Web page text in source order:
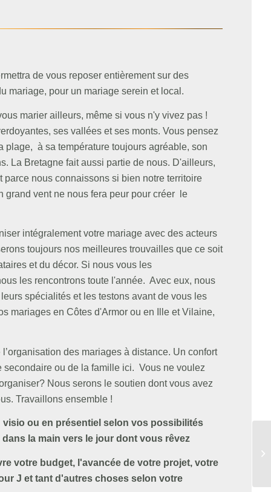
de vous reposer entièrement sur des
mariage, pour un mariage serein et local.
marier ailleurs, même si vous n'y vivez pas !
ses vallées et ses monts. Vous pensez
plage, à sa température toujours agréable, son
La Bretagne fait aussi partie de nous. D'ailleurs,
nous connaissons si bien notre territoire
grand vent ne nous fera peur pour créer le
intégralement votre mariage avec des acteurs
toujours nos meilleures trouvailles que ce soit
et du décor. Si nous vous les
les rencontrons toute l'année. Avec eux, nous
spécialités et les testons avant de vous les
mariages en Côtes d'Armor ou en Ille et Vilaine,
des mariages à distance. Un confort
ou de la famille ici. Vous ne voulez
Nous serons le soutien dont vous avez
Travaillons ensemble !
ou en présentiel selon vos possibilités
la main vers le jour dont vous rêvez
votre budget, l'avancée de votre projet, votre
J et tant d'autres choses selon votre